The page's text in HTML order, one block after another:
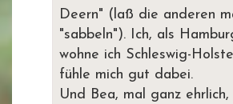
Deern" (laß die anderen
"sabbeln"). Ich, als
wohne ich Schleswig-
fühle mich gut dabei.
Und Bea, mal ganz